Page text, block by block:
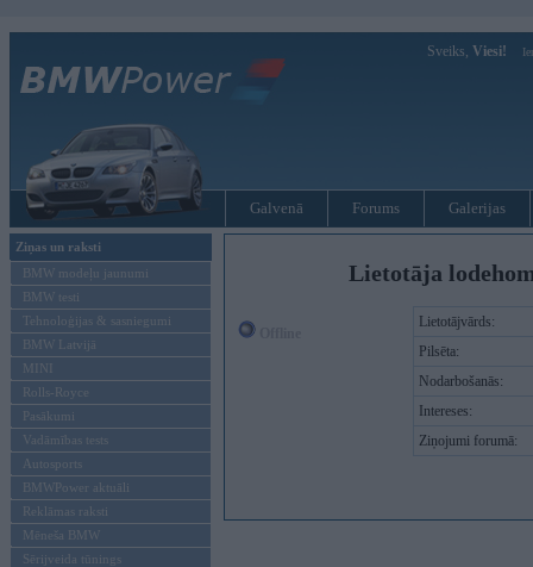
Sveiks, Viesi!
Galvenā Forums Galerijas
Ziņas un raksti
BMW modeļu jaunumi
BMW testi
Tehnoloģijas & sasniegumi
BMW Latvijā
MINI
Rolls-Royce
Pasākumi
Vadāmības tests
Autosports
BMWPower aktuāli
Reklāmas raksti
Mēneša BMW
Sērijveida tūnings
Lietotāja
Lietotājvārds:
Pilsēta:
Nodarbošanās:
Intereses:
Ziņojumi forumā: